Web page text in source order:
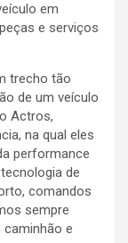
em
e serviços
trecho tão
de um veículo
Actros,
na qual eles
performance
de
comandos
sempre
e